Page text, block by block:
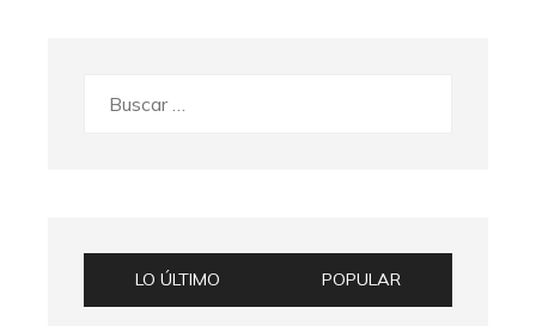
LO ÚLTIMO POPULAR